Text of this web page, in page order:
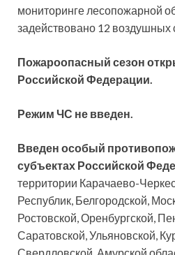
мониторинге лесопожарной
задействовано 12 воздушных
Пожароопасный сезон
Российской Федерации.
Режим ЧС не введен.
Введен особый
субъектах Российской
территории Карачаево-
Республик, Белгородской,
Ростовской, Оренбургской,
Саратовской, Ульяновской,